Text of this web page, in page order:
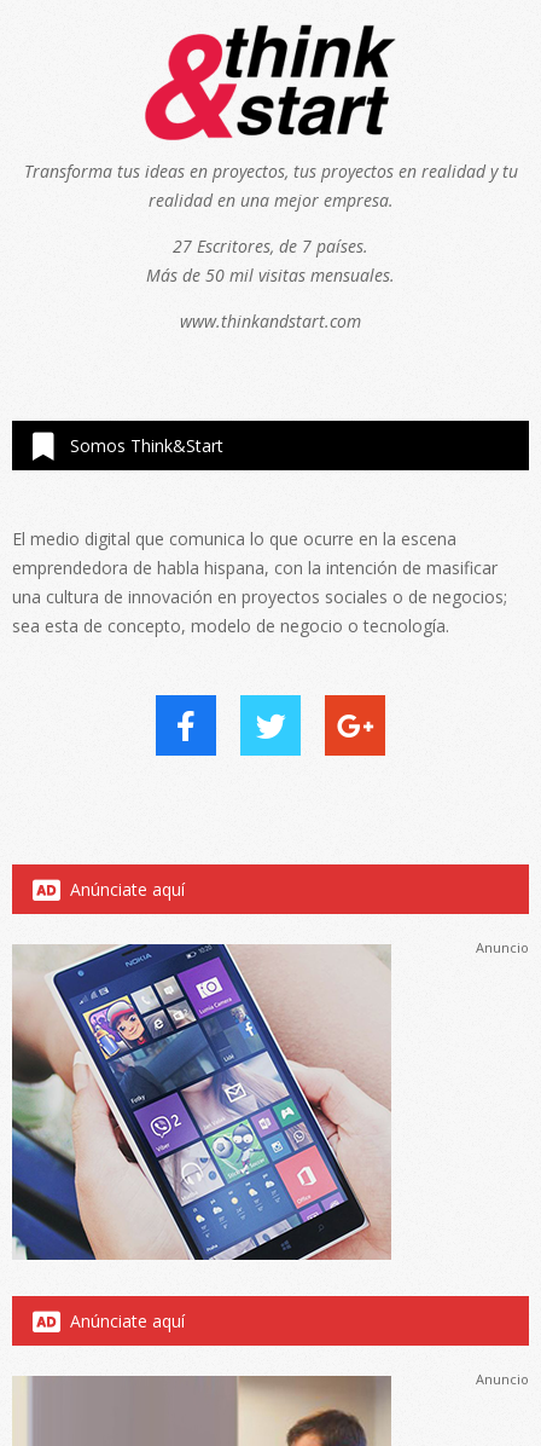
Transforma tus ideas en proyectos, tus proyectos en realidad y tu
realidad en una mejor empresa.
27 Escritores, de 7 países.
Más de 50 mil visitas mensuales.
www.thinkandstart.com
Somos Think&Start
El medio digital que comunica lo que ocurre en la escena
emprendedora de habla hispana, con la intención de masificar
una cultura de innovación en proyectos sociales o de negocios;
sea esta de concepto, modelo de negocio o tecnología.
Anúnciate aquí
Anuncio
Anúnciate aquí
Anuncio